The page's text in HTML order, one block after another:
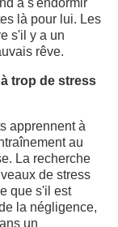
à s'endormir
là pour lui. Les
s'il y a un
rêve.
trop de stress
apprennent à
au
La recherche
de stress
que s'il est
la négligence,
un